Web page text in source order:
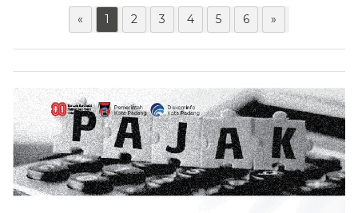
« 1 2 3 4 5 6 »